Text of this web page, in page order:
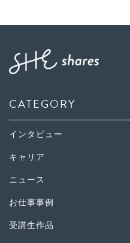
CATEGORY
インタビュー
キャリア
ニュース
お仕事事例
受講生作品